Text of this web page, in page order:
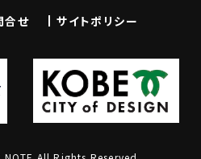
合せ サイトポリシー